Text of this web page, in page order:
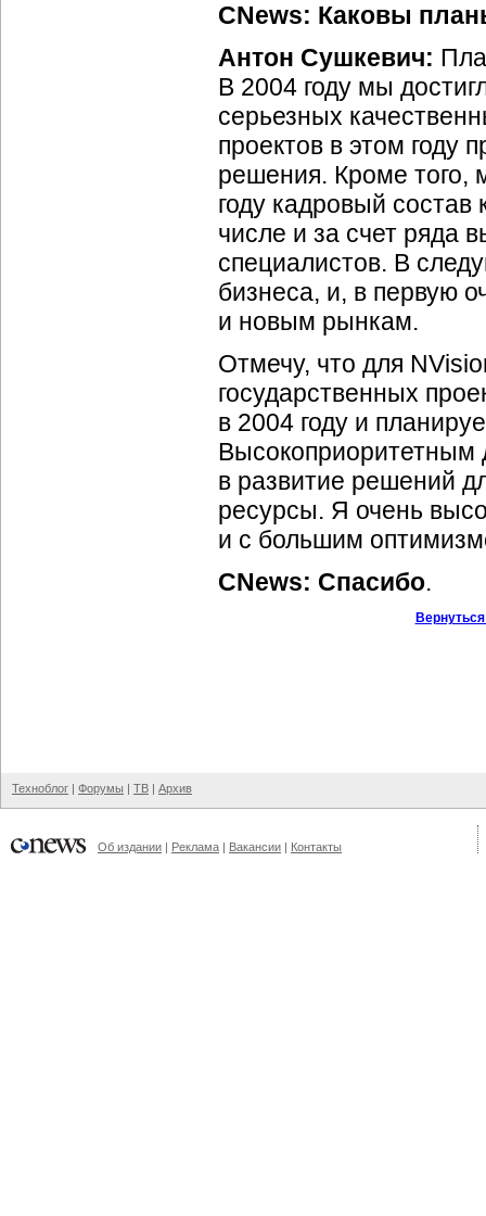
CNews: Каковы
Антон Сушкевич:
В 2004 году мы
серьезных
проектов в этом году
решения. Кроме того,
году кадровый
числе и за счет ряда
специалистов. В
бизнеса, и, в первую
и новым рынкам.
Отмечу, что для
государственных
в 2004 году и
Высокоприоритетным
в развитие решений
ресурсы. Я очень
и с большим
CNews: Спасибо.
Техноблог | Форумы | ТВ | Архив
Об издании | Реклама | Вакансии | Контакты